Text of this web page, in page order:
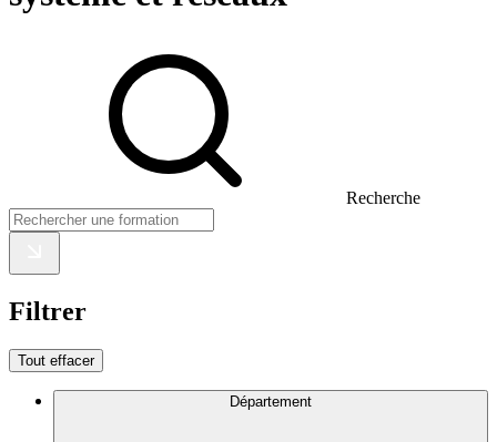
Recherche
Filtrer
Tout effacer
Département